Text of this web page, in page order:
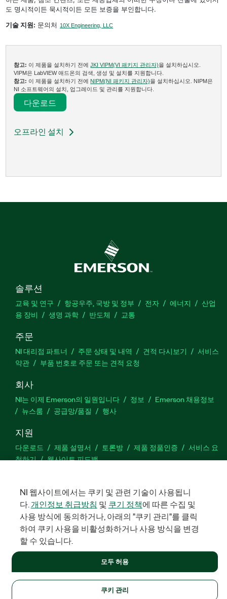
도 명시적이든 묵시적이든 모든 보증을 부인합니다.
기술 지원: 문의처 10X Engineering, LLC
참고: 이 제품을 설치하기 전에JKI VIPM(VI 패키지 관리자)을 설치하십시오.
VIPM은 LabVIEW 애드온의 검색, 생성 및 설치를 지원합니다.
참고: 이 제품을 설치하기 전에 NIPM(NI 패키지 관리자)을 설치하십시오. NIPM은
NI 소프트웨어의 설치, 업그레이드 및 관리를 지원합니다.
다운로드​
오프라인 설치
솔루션
교육 및 연구 항공우주, 국방 및 정부 전자 에너지
산업
용 장비
생명 과학 반도체 교통
주문
NI 대리점 파트너 주문 상태 및 내역 견적 다시보기
서비스
약관
부품 번호로 주문 또는 견적 요청
회사
NI는 이제 Emerson의 일원입니다 정보
Emerson 채용정보
뉴스룸
공급망/품질 행사
지원
다운로드 제품 설명서 토론방 제품 정품인증
서비스 요
청하기
웹사이트 피드백
Facebook
TwitterLinkedIn
법적정보|IMPRINT|개인정보 취급방침|쿠키 관리
©NATIONAL INSTRUMENTS CORP. 판권 소유. 한국내쇼날인스트루먼
트㈜ | 주소: 서울특별시 영등포구 여의대로 108, 36층 (여의도동,
파크원 타워1) | 대표자: 수리후앗, 페드로와이안드라데 | 사업자 등
록번호: 214-81-91583 | 대표전화: 02-3451-3400
NI 웹사이트에서는 쿠키 및 관련 기술이 사용됩니
다. 개인정보 취급방침 및 쿠기 정책에 따른 수집 및
사용 방식에 동의하거나, 아래의 "쿠키 관리"를 클릭
하여 쿠키 사용을 비활성화하거나 사용 방식을 변경
할 수 있습니다.
쿠키 관리
모두 허용